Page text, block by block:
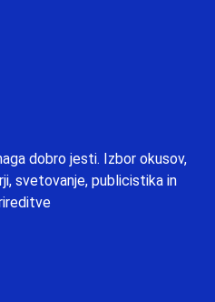
dobro jesti. Izbor okusov,
svetovanje, publicistika in